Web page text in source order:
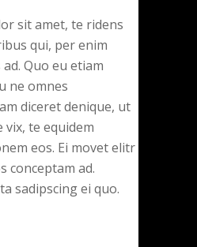
sit amet, te ridens
qui, per enim
Quo eu etiam
ne omnes
diceret denique, ut
vix, te equidem
eos. Ei movet elitr
conceptam ad.
sadipscing ei quo.